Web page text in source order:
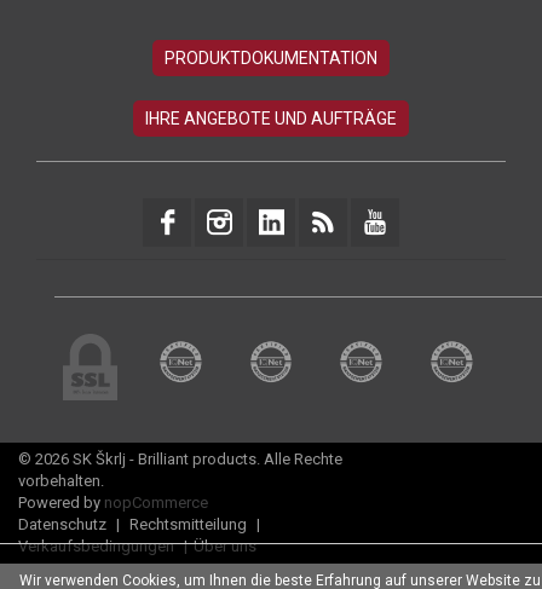
© 2026 SK Škrlj - Brilliant products. Alle Rechte
vorbehalten.
Powered by nopCommerce
Datenschutz | Rechtsmitteilung |
Verkaufsbedingungen | Über uns
Wir verwenden Cookies, um Ihnen die beste Erfahrung auf unserer Website zu